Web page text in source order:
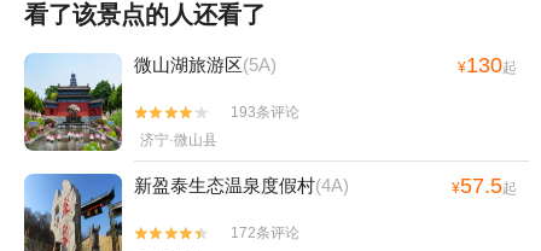
看了该景点的人还看了
微山湖旅游区(5A) ¥130起


193条评论
济宁·微山县
新盈泰生态温泉度假村(4A) ¥57.5起


172条评论